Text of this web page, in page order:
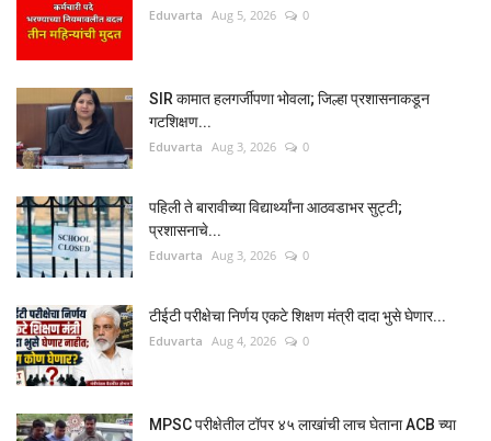
Eduvarta Aug 5, 2026 0
SIR कामात हलगर्जीपणा भोवला; जिल्हा प्रशासनाकडून
गटशिक्षण...
Eduvarta Aug 3, 2026 0
पहिली ते बारावीच्या विद्यार्थ्यांना आठवडाभर सुट्टी;
प्रशासनाचे...
Eduvarta Aug 3, 2026 0
टीईटी परीक्षेचा निर्णय एकटे शिक्षण मंत्री दादा भुसे घेणार...
Eduvarta Aug 4, 2026 0
MPSC परीक्षेतील टॉपर ४५ लाखांची लाच घेताना ACB च्या